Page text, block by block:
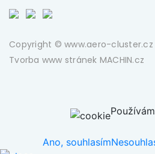
Copyright © www.aero-cluster.cz
Tvorba www stránek MACHIN.cz
Ano, souhlasím